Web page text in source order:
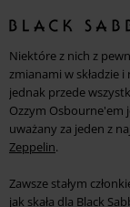
Niektóre z nich z
zmianami w składzie
jednak przede
Ozzym Osbourne'em
uważany za jeden z
Zeppelin.
Zawsze stałym
jak skała dla Black